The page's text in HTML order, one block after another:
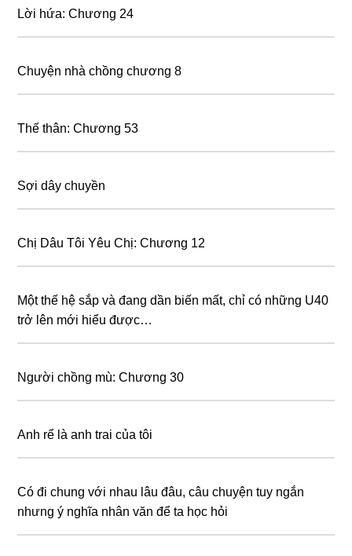
Lời hứa: Chương 24
Chuyện nhà chồng chương 8
Thế thân: Chương 53
Sợi dây chuyền
Chị Dâu Tôi Yêu Chị: Chương 12
Một thế hệ sắp và đang dần biến mất, chỉ có những U40
trở lên mới hiểu được…
Người chồng mù: Chương 30
Anh rể là anh trai của tôi
Có đi chung với nhau lâu đâu, câu chuyện tuy ngắn
nhưng ý nghĩa nhân văn để ta học hỏi